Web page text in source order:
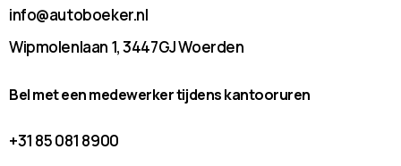
info@autoboeker.nl
Wipmolenlaan 1, 3447GJ Woerden
Bel met een medewerker tijdens kantooruren
+31 85 081 8900